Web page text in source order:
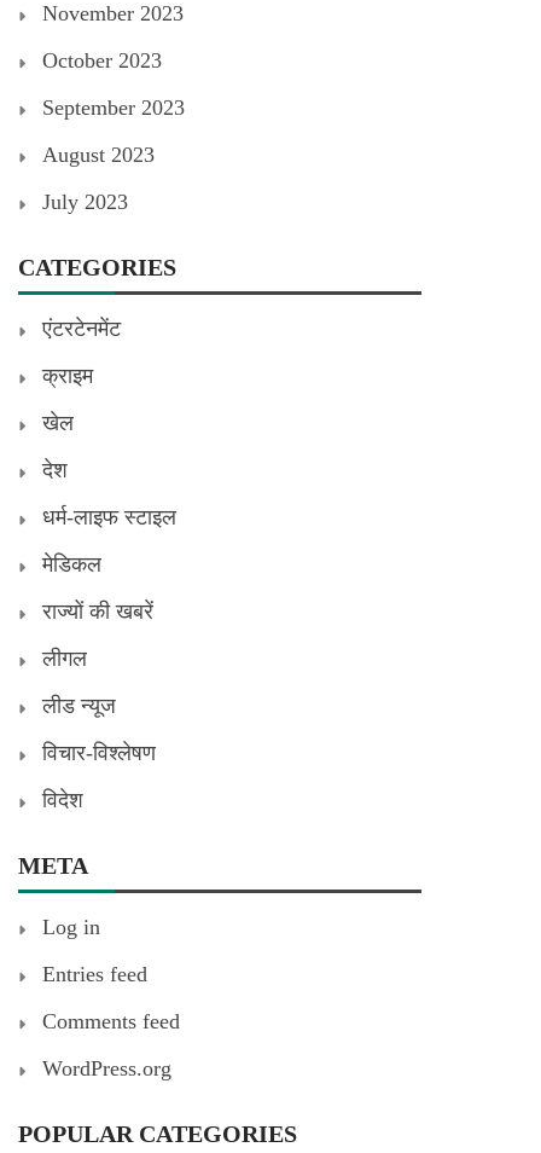
November 2023
October 2023
September 2023
August 2023
July 2023
CATEGORIES
एंटरटेनमेंट
क्राइम
खेल
देश
धर्म-लाइफ स्टाइल
मेडिकल
राज्यों की खबरें
लीगल
लीड न्यूज
विचार-विश्लेषण
विदेश
META
Log in
Entries feed
Comments feed
WordPress.org
POPULAR CATEGORIES